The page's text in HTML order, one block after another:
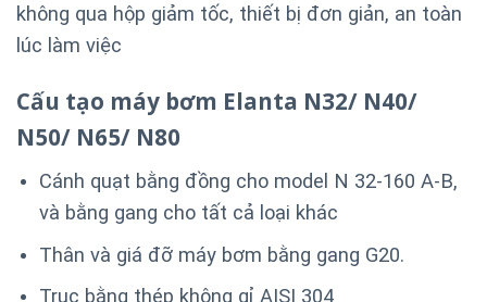
không qua hộp giảm tốc, thiết bị đơn giản, an toàn
lúc làm việc
Cấu tạo máy bơm Elanta N32/ N40/
N50/ N65/ N80
Cánh quạt bằng đồng cho model N 32-160 A-B,
và bằng gang cho tất cả loại khác
Thân và giá đỡ máy bơm bằng gang G20.
Trục bằng thép không gỉ AISI 304